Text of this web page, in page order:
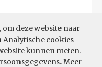
deze website naar
cookies
kunnen meten.
Meer
Filters